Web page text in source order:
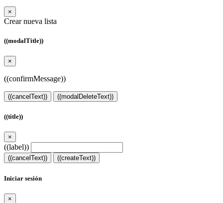
×
Crear nueva lista
((modalTitle))
×
((confirmMessage))
((cancelText)) ((modalDeleteText))
((title))
×
((label))
((cancelText)) ((createText))
Iniciar sesión
×